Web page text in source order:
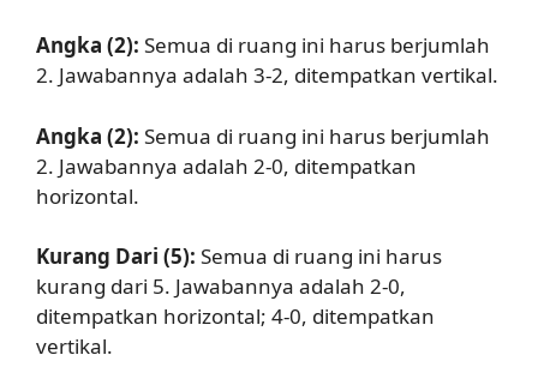
Angka (2): Semua di ruang ini harus berjumlah
2. Jawabannya adalah 3-2, ditempatkan vertikal.
Angka (2): Semua di ruang ini harus berjumlah
2. Jawabannya adalah 2-0, ditempatkan
horizontal.
Kurang Dari (5): Semua di ruang ini harus
kurang dari 5. Jawabannya adalah 2-0,
ditempatkan horizontal; 4-0, ditempatkan
vertikal.